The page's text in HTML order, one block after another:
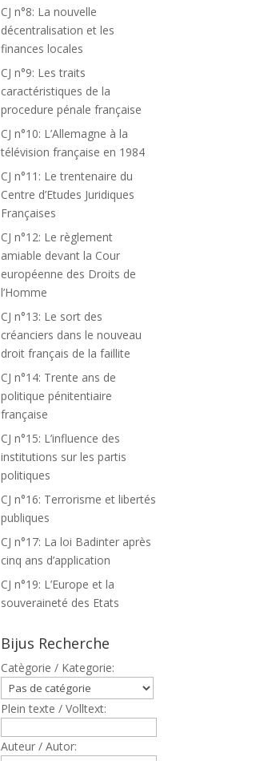
CJ n°8: La nouvelle
décentralisation et les
finances locales
CJ n°9: Les traits
caractéristiques de la
procedure pénale française
CJ n°10: L’Allemagne à la
télévision française en 1984
CJ n°11: Le trentenaire du
Centre d’Etudes Juridiques
Françaises
CJ n°12: Le règlement
amiable devant la Cour
européenne des Droits de
l’Homme
CJ n°13: Le sort des
créanciers dans le nouveau
droit français de la faillite
CJ n°14: Trente ans de
politique pénitentiaire
française
CJ n°15: L’influence des
institutions sur les partis
politiques
CJ n°16: Terrorisme et libertés
publiques
CJ n°17: La loi Badinter après
cinq ans d’application
CJ n°19: L’Europe et la
souveraineté des Etats
Bijus Recherche
Catègorie / Kategorie:
Plein texte / Volltext:
Auteur / Autor: